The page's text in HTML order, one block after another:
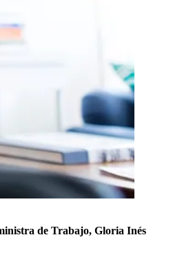
de Trabajo, Gloria Inés